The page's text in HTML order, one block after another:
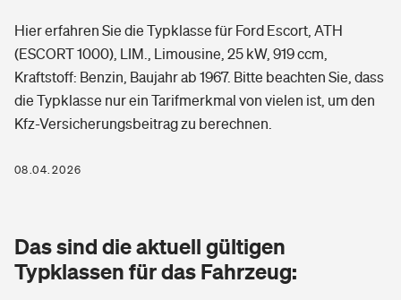
Grundfähigkeitsversicherung
Arbeitsrechtsschutz
Berufshaftpflichtversicherung
Zur Übersicht
Tools
Elementarversicherung
Glasversicherung
Freizeit
Pri­vate Haft­pflicht­
Kinderunfall­ver­si­che­rung
Gesundheit
Private Krankenversicherung
Dread-Disease-Versicherung
Hier erfahren Sie die Typklasse für Ford Escort, ATH
(ESCORT 1000), LIM., Limousine, 25 kW, 919 ccm,
Kraftstoff: Benzin, Baujahr ab 1967. Bitte beachten Sie, dass
die Typklasse nur ein Tarifmerkmal von vielen ist, um den
Kfz-Versicherungsbeitrag zu berechnen.
08.04.2026
Das sind die aktuell gültigen
Typklassen für das Fahrzeug: